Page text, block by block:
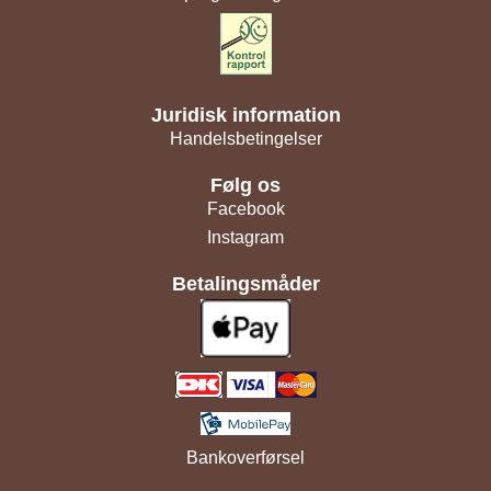
Juridisk information
Handelsbetingelser
Følg os
Facebook
Instagram
Betalingsmåder
Bankoverførsel